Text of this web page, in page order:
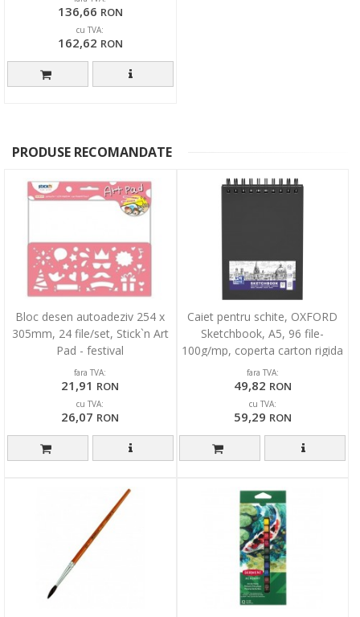
136,66 RON
cu TVA:
162,62 RON
PRODUSE RECOMANDATE
Bloc desen autoadeziv 254 x
305mm, 24 file/set, Stick`n Art
Pad - festival
fara TVA:
21,91 RON
cu TVA:
26,07 RON
Caiet pentru schite, OXFORD
Sketchbook, A5, 96 file-
100g/mp, coperta carton rigida
- negru
fara TVA:
49,82 RON
cu TVA:
59,29 RON